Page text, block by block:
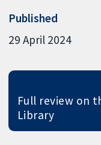
Published
29 April 2024
Full review on
Library